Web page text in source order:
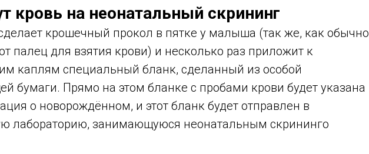
кровь на неонатальный скрининг
крошечный прокол в пятке у малыша (так же, как обычно
палец для взятия крови) и несколько раз приложит к
каплям специальный бланк, сделанный из особой
бумаги. Прямо на этом бланке с пробами крови будет указана
о новорождённом, и этот бланк будет отправлен в
лабораторию, занимающуюся неонатальным скрининго